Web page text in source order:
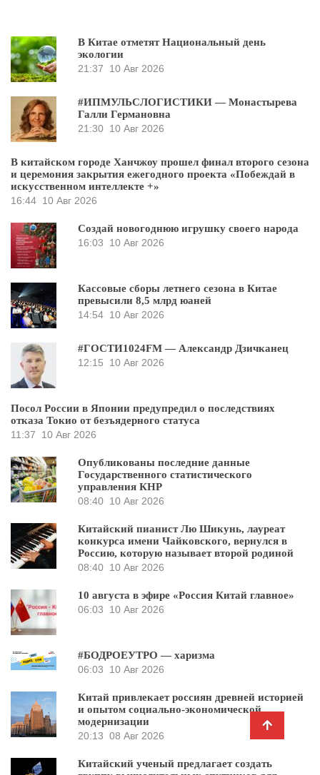
В Китае отметят Национальный день
экологии
21:37
10 Авг 2026
#ИПМУЛЬСЛОГИСТИКИ — Монастырева
Галли Германовна
21:30 10 Авг 2026
В китайском городе Ханчжоу прошел финал второго сезона
и церемония закрытия ежегодного проекта «Побеждай в
искусственном интеллекте +»
16:44 10 Авг 2026
Создай новогоднюю игрушку своего народа
16:03
10 Авг 2026
Кассовые сборы летнего сезона в Китае
превысили 8,5 млрд юаней
14:54 10 Авг 2026
#ГОСТИ1024FM — Александр Дзичканец
12:15
10 Авг 2026
Посол России в Японии предупредил о последствиях
отказа Токио от безъядерного статуса
11:37
10 Авг 2026
Опубликованы последние данные
Государственного статистического
управления КНР
08:40 10 Авг 2026
Китайский пианист Лю Шикунь, лауреат
конкурса имени Чайковского, вернулся в
Россию, которую называет второй родиной
08:40 10 Авг 2026
10 августа в эфире «Россия Китай главное»
06:03
10 Авг 2026
#БОДРОЕУТРО — харизма
06:03
10 Авг 2026
Китай привлекает россиян древней историей
и опытом социально-экономической
модернизации
20:13 08 Авг 2026
Китайский ученый предлагает создать